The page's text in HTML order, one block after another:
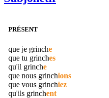
PRÉSENT
que je grinche
que tu grinches
qu'il grinche
que nous grinchions
que vous grinchiez
qu'ils grinchent